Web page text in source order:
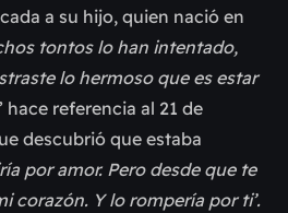
a su hijo, quien nació en
tontos lo han intentado,
lo hermoso que es estar
hace referencia al 21 de
descubrió que estaba
por amor. Pero desde que te
corazón. Y lo rompería por ti’.